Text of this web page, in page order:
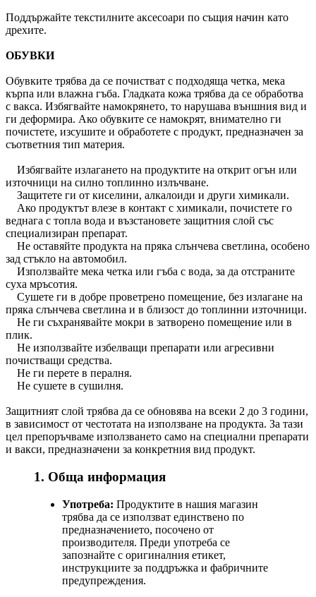
Поддържайте текстилните аксесоари по същия начин като
дрехите.
ОБУВКИ
Обувките трябва да се почистват с подходяща четка, мека
кърпа или влажна гъба. Гладката кожа трябва да се обработва
с вакса. Избягвайте намокрянето, то нарушава външния вид и
ги деформира. Ако обувките се намокрят, внимателно ги
почистете, изсушите и обработете с продукт, предназначен за
съответния тип материя.
Избягвайте излагането на продуктите на открит огън или
източници на силно топлинно излъчване.
Защитете ги от киселини, алкалоиди и други химикали.
Ако продуктът влезе в контакт с химикали, почистете го
веднага с топла вода и възстановете защитния слой със
специализиран препарат.
Не оставяйте продукта на пряка слънчева светлина, особено
зад стъкло на автомобил.
Използвайте мека четка или гъба с вода, за да отстраните
суха мръсотия.
Сушете ги в добре проветрено помещение, без излагане на
пряка слънчева светлина и в близост до топлинни източници.
Не ги съхранявайте мокри в затворено помещение или в
плик.
Не използвайте избелващи препарати или агресивни
почистващи средства.
Не ги перете в пералня.
Не сушете в сушилня.
Защитният слой трябва да се обновява на всеки 2 до 3 години,
в зависимост от честотата на използване на продукта. За тази
цел препоръчваме използването само на специални препарати
и вакси, предназначени за конкретния вид продукт.
1. Обща информация
Употреба: Продуктите в нашия магазин
трябва да се използват единствено по
предназначението, посочено от
производителя. Преди употреба се
запознайте с оригиналния етикет,
инструкциите за поддръжка и фабричните
предупреждения.